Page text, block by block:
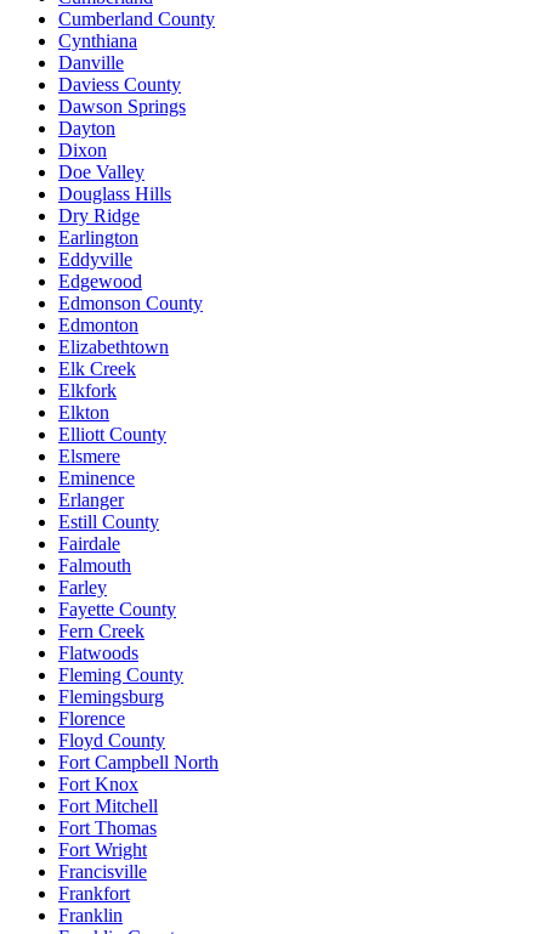
Cumberland County
Cynthiana
Danville
Daviess County
Dawson Springs
Dayton
Dixon
Doe Valley
Douglass Hills
Dry Ridge
Earlington
Eddyville
Edgewood
Edmonson County
Edmonton
Elizabethtown
Elk Creek
Elkfork
Elkton
Elliott County
Elsmere
Eminence
Erlanger
Estill County
Fairdale
Falmouth
Farley
Fayette County
Fern Creek
Flatwoods
Fleming County
Flemingsburg
Florence
Floyd County
Fort Campbell North
Fort Knox
Fort Mitchell
Fort Thomas
Fort Wright
Francisville
Frankfort
Franklin